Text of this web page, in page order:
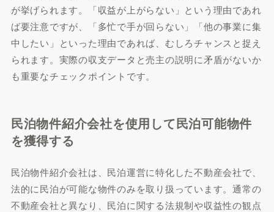
が挙げられます。「収益が上がらない」という理由であれ
ば要注意ですが、「多忙で手が回らない」「他の事業に集
中したい」といった理由であれば、むしろチャンスと捉え
られます。実際の収支データと売主の説明に矛盾がないか
も重要なチェックポイントです。
民泊物件紹介会社を使用して民泊可能物件
を獲得する
民泊物件紹介会社は、民泊運営に特化した不動産会社で、
法的に民泊が可能な物件のみを取り扱っています。通常の
不動産会社と異なり、民泊に関する法規制や収益性の観点